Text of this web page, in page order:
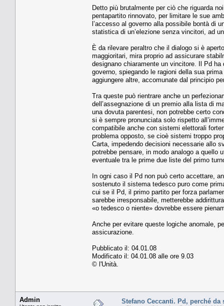
Detto più brutalmente per ciò che riguarda
pentapartito rinnovato, per limitare le sue
l’accesso al governo alla possibile bontà di
statistica di un’elezione senza vincitori, ad
È da rilevare peraltro che il dialogo si è
maggioritari, mira proprio ad assicurare
designano chiaramente un vincitore. Il Pd
governo, spiegando le ragioni della sua
aggiungere altre, accomunate dal principio
Tra queste può rientrare anche un
dell’assegnazione di un premio alla lista di
una dovuta parentesi, non potrebbe certo
si è sempre pronunciata solo rispetto
compatibile anche con sistemi elettorali
problema opposto, se cioè sistemi troppo
Carta, impedendo decisioni necessarie allo
potrebbe pensare, in modo analogo a quello
eventuale tra le prime due liste del primo
In ogni caso il Pd non può certo accettare,
sostenuto il sistema tedesco puro come
cui se il Pd, il primo partito per forza
sarebbe irresponsabile, metterebbe
«o tedesco o niente» dovrebbe essere
Anche per evitare queste logiche anomale,
assicurazione.
Pubblicato il: 04.01.08
Modificato il: 04.01.08 alle ore 9.03
© l'Unità.
Admin Stefano Ceccanti. Pd, perché da